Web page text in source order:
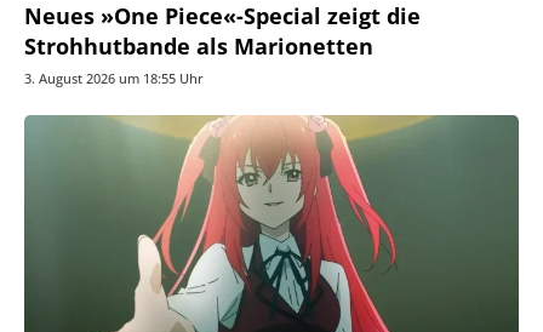
Neues »One Piece«-Special zeigt die
Strohhutbande als Marionetten
3. August 2026 um 18:55 Uhr